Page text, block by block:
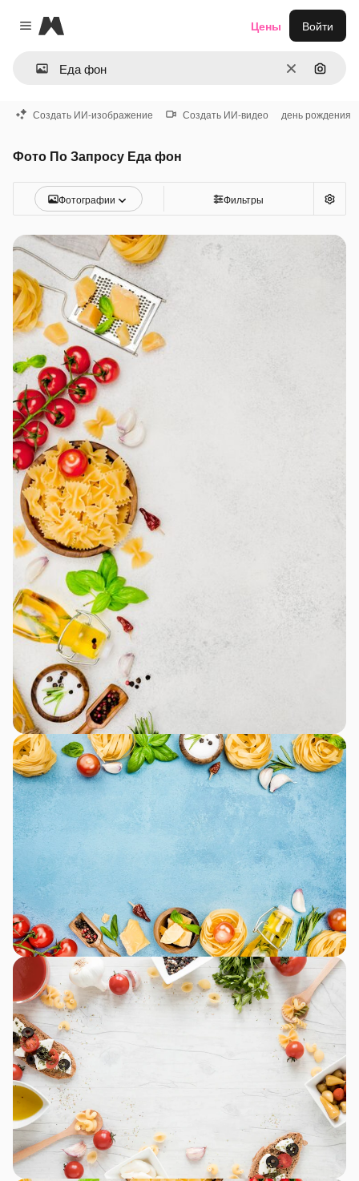
Close menu
Magnific
ОчиститьПоиск
Цены Войти
Создать ИИ-изображение Создать ИИ-видео день рождения
Фото По Запросу Еда фон
Фотографии Фильтры